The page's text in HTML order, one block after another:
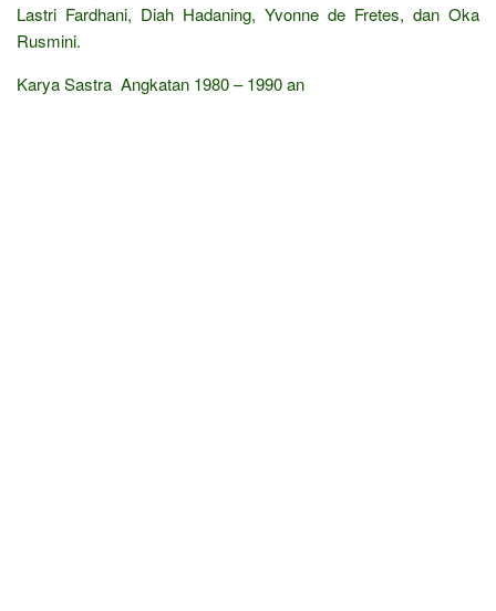
Lastri Fardhani, Diah Hadaning, Yvonne de Fretes, dan Oka
Rusmini.
Karya Sastra Angkatan 1980 – 1990 an